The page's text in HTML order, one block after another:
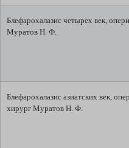
Блефарохалазис четырех век,
Муратов Н. Ф.
Блефарохалазис азиатских век,
хирург Муратов Н. Ф.